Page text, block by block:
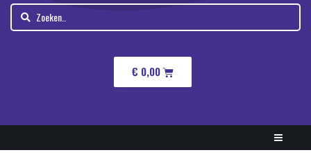
€ 0,00